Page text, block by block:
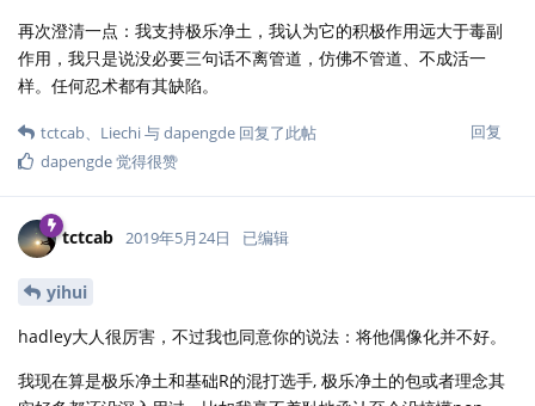
再次澄清一点：我支持极乐净土，我认为它的积极作用远大于毒副
作用，我只是说没必要三句话不离管道，仿佛不管道、不成活一
样。任何忍术都有其缺陷。
回复
tctcab、 Liechi与dapengde 回复了此帖
dapengde觉得很赞
tctcab 2019年5月24日 已编辑
yihui
hadley大人很厉害，不过我也同意你的说法：将他偶像化并不好。
我现在算是极乐净土和基础R的混打选手, 极乐净土的包或者理念其